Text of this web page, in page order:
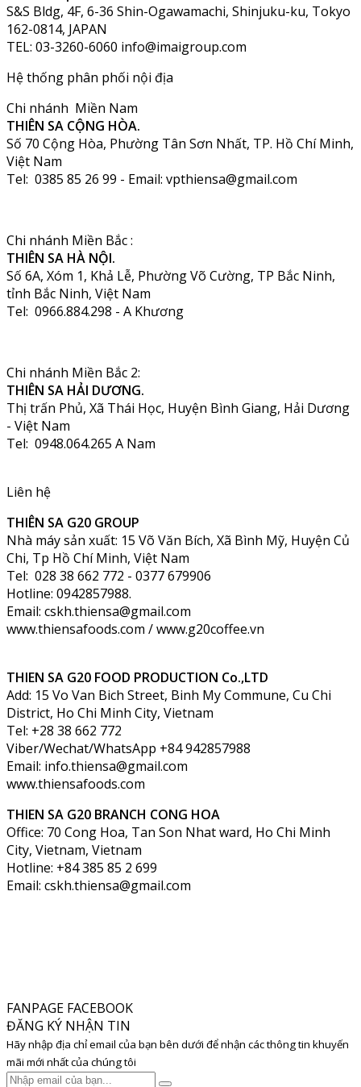
S&S Bldg, 4F, 6-36 Shin-Ogawamachi, Shinjuku-ku, Tokyo
162-0814, JAPAN
TEL: 03-3260-6060 info@imaigroup.com
Hệ thống phân phối nội địa
Chi nhánh Miền Nam
THIÊN SA CỘNG HÒA.
Số 70 Cộng Hòa, Phường Tân Sơn Nhất, TP. Hồ Chí Minh,
Việt Nam
Tel: 0385 85 26 99 - Email: vpthiensa@gmail.com
Chi nhánh Miền Bắc :
THIÊN SA HÀ NỘI.
Số 6A, Xóm 1, Khả Lễ, Phường Võ Cường, TP Bắc Ninh,
tỉnh Bắc Ninh, Việt Nam
Tel: 0966.884.298 - A Khương
Chi nhánh Miền Bắc 2:
THIÊN SA HẢI DƯƠNG.
Thị trấn Phủ, Xã Thái Học, Huyện Bình Giang, Hải Dương
- Việt Nam
Tel: 0948.064.265 A Nam
Liên hệ
THIÊN SA G20 GROUP
Nhà máy sản xuất: 15 Võ Văn Bích, Xã Bình Mỹ, Huyện Củ
Chi, Tp Hồ Chí Minh, Việt Nam
Tel: 028 38 662 772 - 0377 679906
Hotline: 0942857988.
Email: cskh.thiensa@gmail.com
www.thiensafoods.com / www.g20coffee.vn
THIEN SA G20 FOOD PRODUCTION Co.,LTD
Add: 15 Vo Van Bich Street, Binh My Commune, Cu Chi
District, Ho Chi Minh City, Vietnam
Tel: +28 38 662 772
Viber/Wechat/WhatsApp +84 942857988
Email: info.thiensa@gmail.com
www.thiensafoods.com
THIEN SA G20 BRANCH CONG HOA
Office: 70 Cong Hoa, Tan Son Nhat ward, Ho Chi Minh
City, Vietnam, Vietnam
Hotline: +84 385 85 2 699
Email: cskh.thiensa@gmail.com
FANPAGE FACEBOOK
ĐĂNG KÝ NHẬN TIN
Hãy nhập địa chỉ email của bạn bên dưới để nhận các thông tin khuyến
mãi mới nhất của chúng tôi